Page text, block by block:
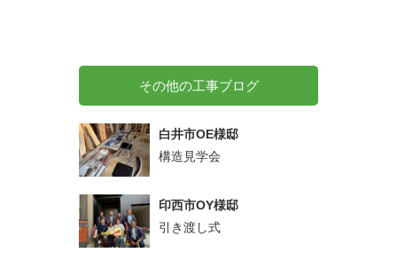
その他の工事ブログ
白井市OE様邸
構造見学会
印西市OY様邸
引き渡し式